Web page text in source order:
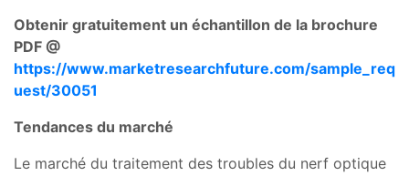
Obtenir gratuitement un échantillon de la brochure
PDF @
https://www.marketresearchfuture.com/sample_req
uest/30051
Tendances du marché
Le marché du traitement des troubles du nerf optique